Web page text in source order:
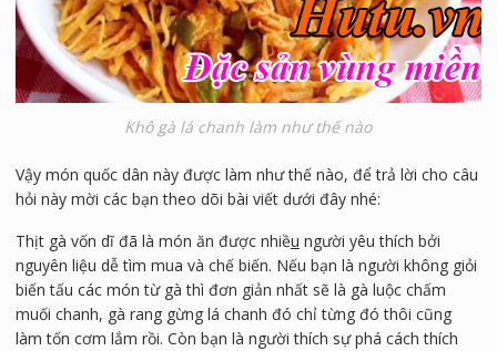
Khô gà lá chanh làm như thế nào
Vậy món quốc dân này được làm như thế nào, để trả lời cho câu
hỏi này mời các bạn theo dõi bài viết dưới đây nhé:
Thịt gà vốn dĩ đã là món ăn được nhiều người yêu thích bởi
nguyên liệu dễ tìm mua và chế biến. Nếu bạn là người không giỏi
biến tấu các món từ gà thì đơn giản nhất sẽ là gà luộc chấm
muối chanh, gà rang gừng lá chanh đó chỉ từng đó thôi cũng
làm tốn cơm lắm rồi. Còn bạn là người thích sự phá cách thích